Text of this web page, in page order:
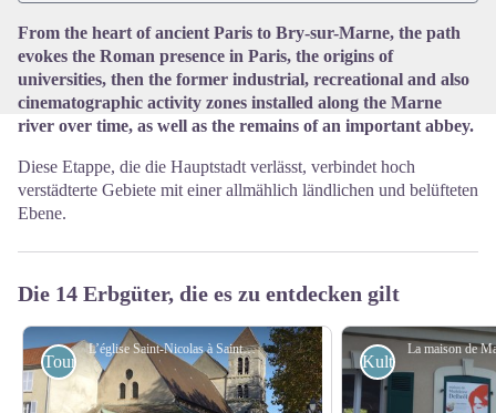
From the heart of ancient Paris to Bry-sur-Marne, the path
evokes the Roman presence in Paris, the origins of
universities, then the former industrial, recreational and also
cinematographic activity zones installed along the Marne
river over time, as well as the remains of an important abbey.
Diese Etappe, die die Hauptstadt verlässt, verbindet hoch
verstädterte Gebiete mit einer allmählich ländlichen und belüfteten
Ebene.
Die 14 Erbgüter, die es zu entdecken gilt
L’église Saint-Nicolas à Saint-Maur-des-Fossés - Association Colomban en Brie
Touristisch Kulturell